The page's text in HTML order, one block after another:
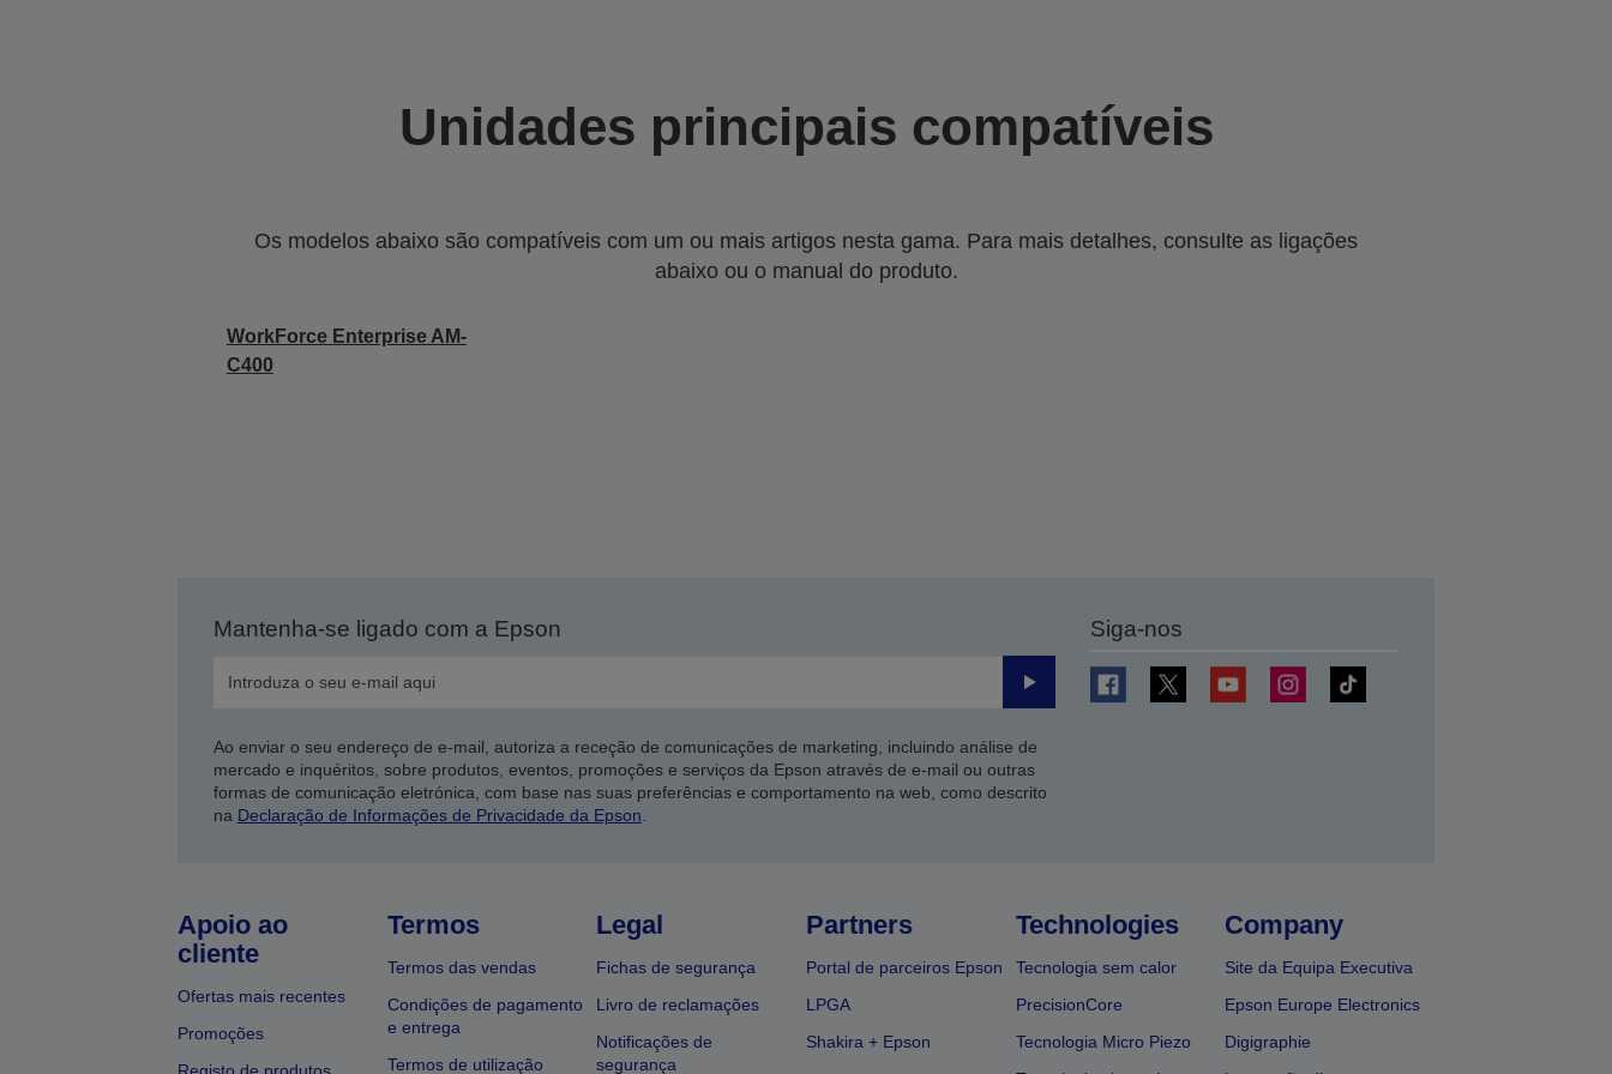
Unidades principais compatíveis
Os modelos abaixo são compatíveis com um ou mais artigos nesta gama. Para mais detalhes, consulte as ligações
abaixo ou o manual do produto.
WorkForce Enterprise​ AM-
C400
Mantenha-se ligado com a Epson
Enviar
Ao enviar o seu endereço de e-mail, autoriza a receção de comunicações de marketing, incluindo análise de
mercado e inquéritos, sobre produtos, eventos, promoções e serviços da Epson através de e-mail ou outras
formas de comunicação eletrónica, com base nas suas preferências e comportamento na web, como descrito
na Declaração de Informações de Privacidade da Epson
Siga-nos
Apoio ao
cliente
Ofertas mais recentes
Promoções
Termos
Termos das vendas
Condições de pagamento
e entrega
Termos de utilização
Legal
Fichas de segurança
Livro de reclamações
Notificações de
segurança
Partners
Portal de parceiros Epson
LPGA
Shakira + Epson
Technologies
Tecnologia sem calor
PrecisionCore
Tecnologia Micro Piezo
Company
Site da Equipa Executiva
Epson Europe Electronics
Digigraphie